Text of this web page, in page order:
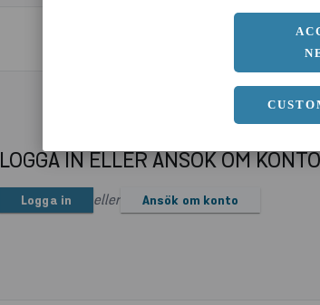
LOGGA IN ELLER ANSÖK OM
Logga in eller Ansök om konto